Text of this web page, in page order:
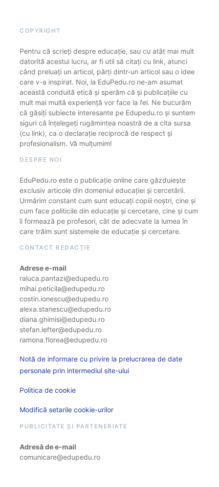
COPYRIGHT
Pentru că scrieți despre educație, sau cu atât mai mult
datorită acestui lucru, ar fi util să citați cu link, atunci
când preluați un articol, părți dintr-un articol sau o idee
care v-a inspirat. Noi, la EduPedu.ro ne-am asumat
această conduită etică și sperăm că și publicațiile cu
mult mai multă experiență vor face la fel. Ne bucurăm
că găsiți subiecte interesante pe Edupedu.ro și suntem
siguri că înțelegeți rugămintea noastră de a cita sursa
(cu link), ca o declarație reciprocă de respect și
profesionalism. Vă mulțumim!
DESPRE NOI
EduPedu.ro este o publicație online care găzduiește
exclusiv articole din domeniul educației și cercetării.
Urmărim constant cum sunt educați copiii noștri, cine și
cum face politicile din educație și cercetare, cine și cum
îi formează pe profesori, cât de adecvate la lumea în
care trăim sunt sistemele de educație și cercetare.
CONTACT REDACȚIE
Adrese e-mail
raluca.pantazi@edupedu.ro
mihai.peticila@edupedu.ro
costin.ionescu@edupedu.ro
alexa.stanescu@edupedu.ro
diana.ghimisi@edupedu.ro
stefan.lefter@edupedu.ro
ramona.florea@edupedu.ro
Notă de informare cu privire la prelucrarea de date
personale prin intermediul site-ului
Politica de cookie
Modifică setarile cookie-urilor
PUBLICITATE ȘI PARTENERIATE
Adresă de e-mail
comunicare@edupedu.ro